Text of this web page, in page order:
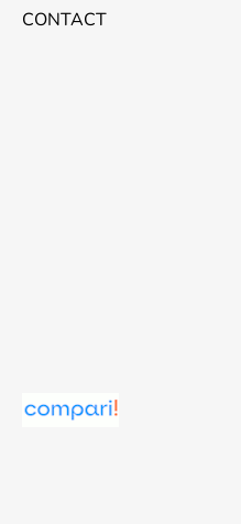
CONTACT